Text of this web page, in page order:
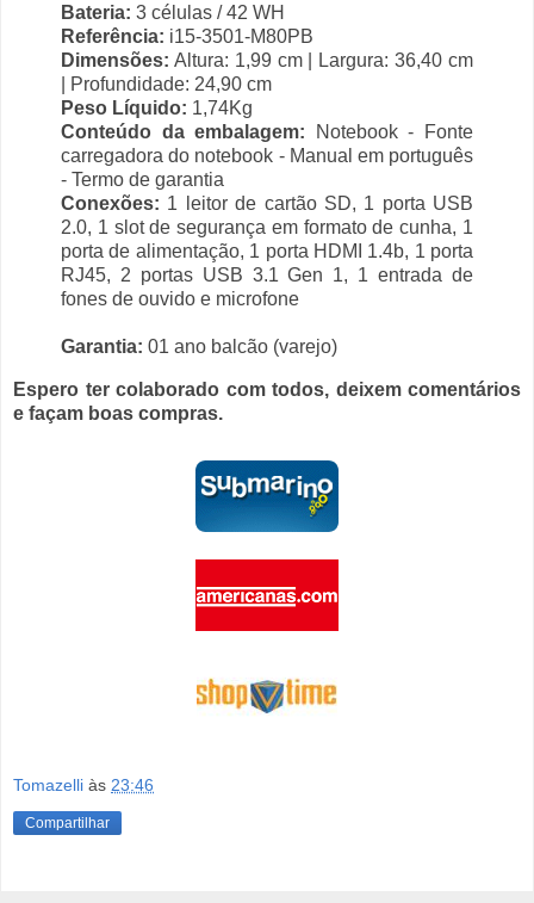
Bateria: 3 células / 42 WH
Referência: i15-3501-M80PB
Dimensões: Altura: 1,99 cm | Largura: 36,40 cm
| Profundidade: 24,90 cm
Peso Líquido: 1,74Kg
Conteúdo da embalagem: Notebook - Fonte
carregadora do notebook - Manual em português
- Termo de garantia
Conexões: 1 leitor de cartão SD, 1 porta USB
2.0, 1 slot de segurança em formato de cunha, 1
porta de alimentação, 1 porta HDMI 1.4b, 1 porta
RJ45, 2 portas USB 3.1 Gen 1, 1 entrada de
fones de ouvido e microfone
Garantia: 01 ano balcão (varejo)
Espero ter colaborado com todos, deixem comentários
e façam boas compras.
Tomazelli às 23:46
Compartilhar